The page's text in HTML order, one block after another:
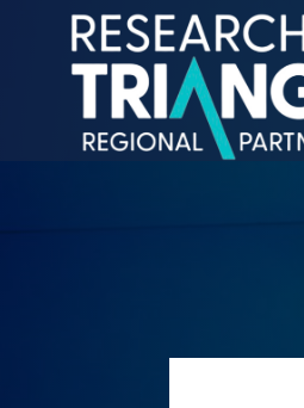
Hoppa till innehållet